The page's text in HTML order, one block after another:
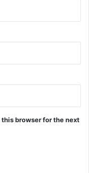
browser for the next